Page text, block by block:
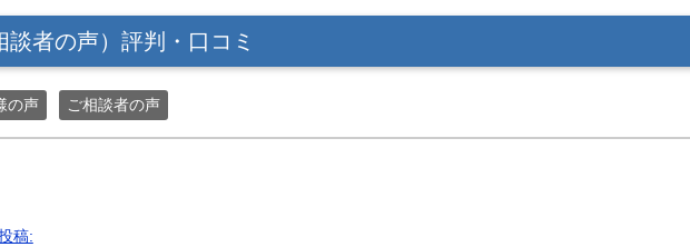
談者の声）評判・口コミ
の声 ご相談者の声
稿: